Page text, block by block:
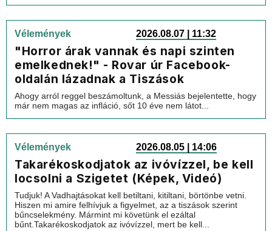
Vélemények 2026.08.07 | 11:32
"Horror árak vannak és napi szinten
emelkednek!" - Rovar úr Facebook-
oldalán lázadnak a Tiszások
Ahogy arról reggel beszámoltunk, a Messiás bejelentette, hogy
már nem magas az infláció, sőt 10 éve nem látot...
Vélemények 2026.08.05 | 14:06
Takarékoskodjatok az ivóvízzel, be kell
locsolni a Szigetet (Képek, Videó)
Tudjuk! A Vadhajtásokat kell betiltani, kitiltani, börtönbe vetni.
Hiszen mi amire felhívjuk a figyelmet, az a tiszások szerint
bűncselekmény. Mármint mi követünk el ezáltal
bűnt.Takarékoskodjatok az ivóvízzel, mert be kell...